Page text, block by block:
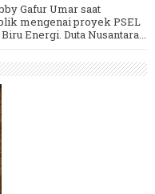
Gafur Umar saat
mengenai proyek PSEL
Energi. Duta Nusantara...